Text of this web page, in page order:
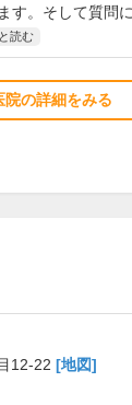
す。そして質問
読む
院の詳細をみる
12-22 [地図]